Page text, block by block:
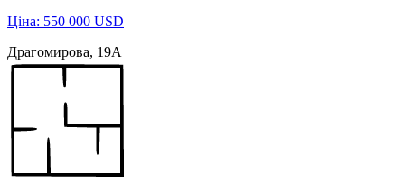
Ціна: 550 000 USD
Драгомирова, 19А